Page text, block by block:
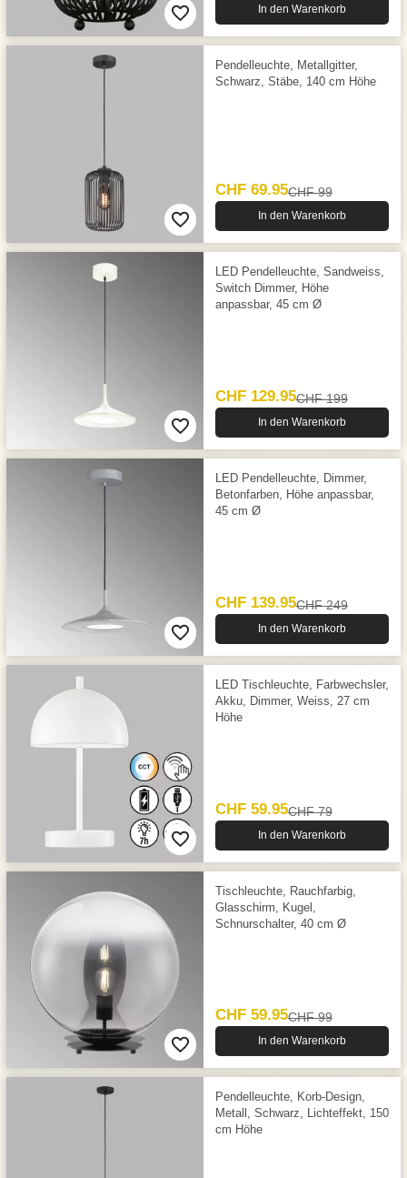
In den Warenkorb
Pendelleuchte, Metallgitter,
Schwarz, Stäbe, 140 cm Höhe
CHF 69.95CHF 99
In den Warenkorb
LED Pendelleuchte, Sandweiss,
Switch Dimmer, Höhe
anpassbar, 45 cm Ø
CHF 129.95CHF 199
In den Warenkorb
LED Pendelleuchte, Dimmer,
Betonfarben, Höhe anpassbar,
45 cm Ø
CHF 139.95CHF 249
In den Warenkorb
LED Tischleuchte, Farbwechsler,
Akku, Dimmer, Weiss, 27 cm
Höhe
CHF 59.95CHF 79
In den Warenkorb
Tischleuchte, Rauchfarbig,
Glasschirm, Kugel,
Schnurschalter, 40 cm Ø
CHF 59.95CHF 99
In den Warenkorb
Pendelleuchte, Korb-Design,
Metall, Schwarz, Lichteffekt, 150
cm Höhe